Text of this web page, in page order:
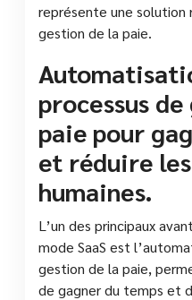
représente une
gestion de la paie.
processus
paie pour
et réduire
humaines.
L’un des principaux
mode SaaS est
gestion de la paie,
de gagner du temps et